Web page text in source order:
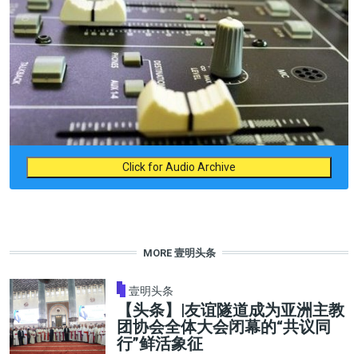
Click for Audio Archive
MORE 壹明头条
壹明头条
【头条】|友谊隧道成为亚洲主教
团协会全体大会闭幕的“共议同
行”鲜活象征